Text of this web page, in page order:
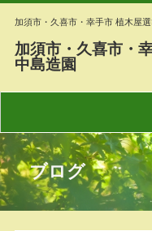
加須市・久喜市・幸手市 植木屋
加須市・久喜市・
中島造園
ブログ